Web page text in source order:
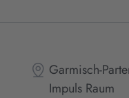
Garmisch-
Impuls Raum